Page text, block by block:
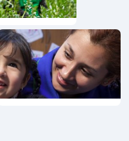
Programa
Emprendimiento,
Innovación y
Pymes